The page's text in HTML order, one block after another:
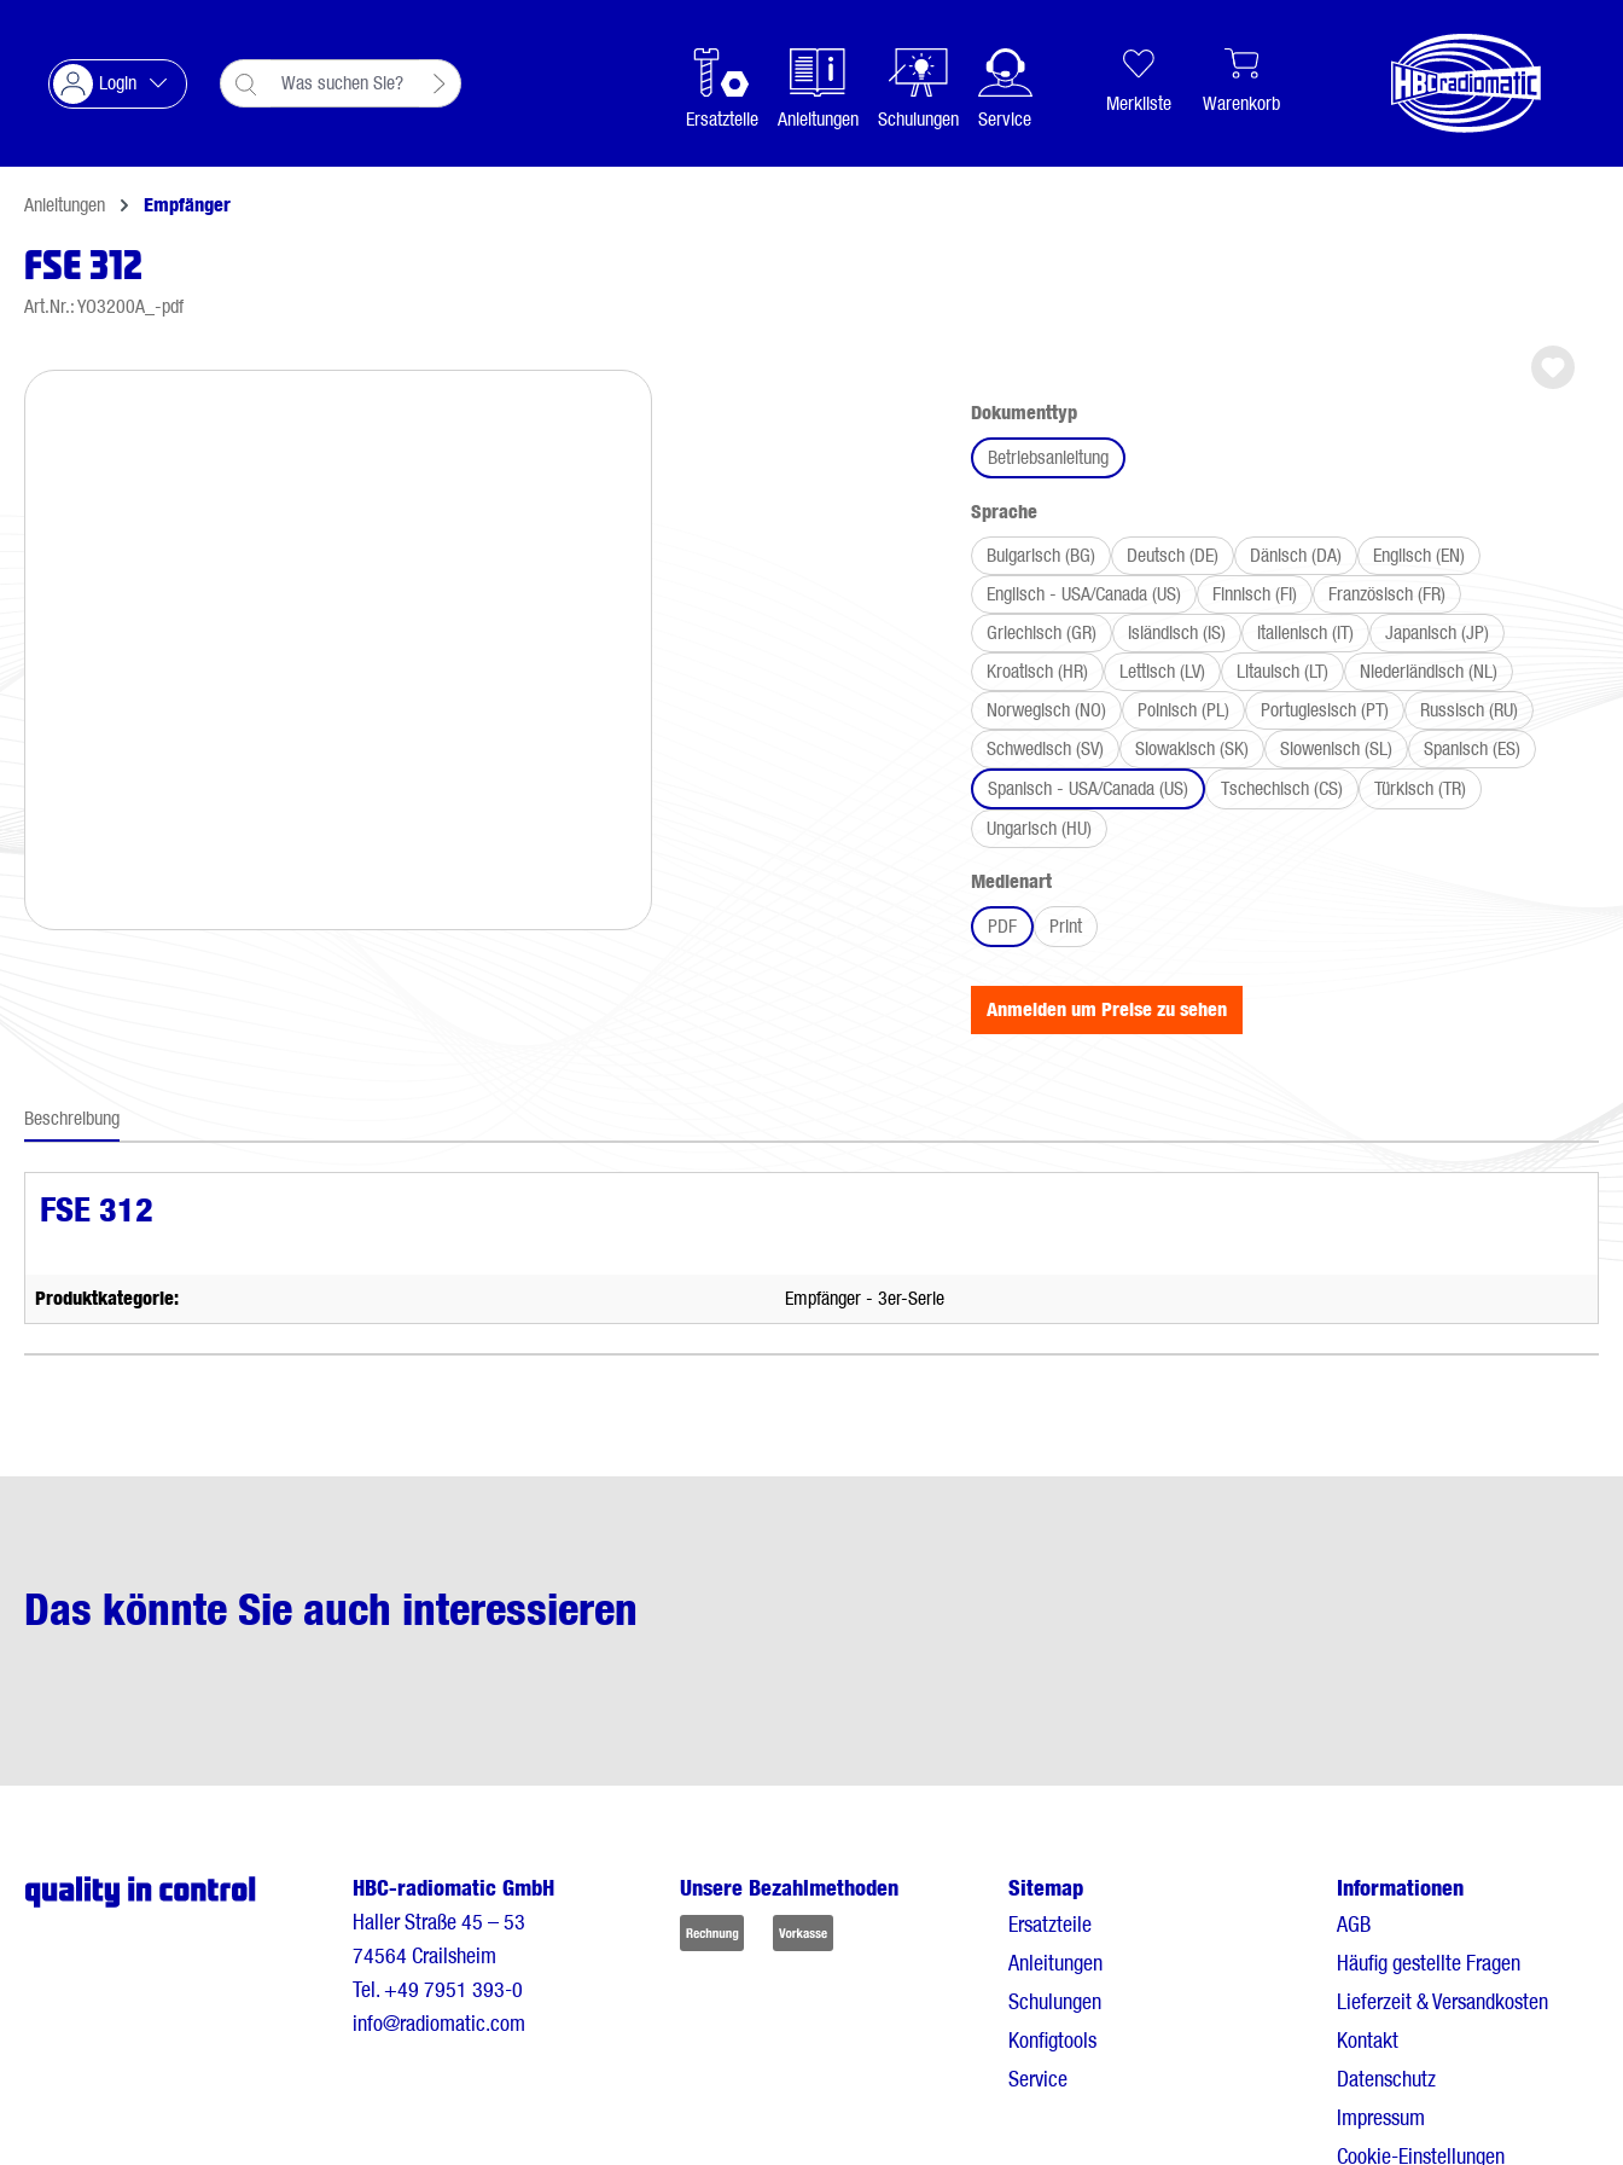
Login
Ersatzteile
Anleitungen Schulungen Service
Merkliste Warenkorb
Anleitungen Empfänger
FSE 312
Art.Nr.: YO3200A_-pdf
Bildergalerie überspringen
Dokumenttypauswählen
Betriebsanleitung
Spracheauswählen
Bulgarisch (BG)
Deutsch (DE) Dänisch (DA)
Englisch (EN)
Englisch - USA/Canada (US)
Finnisch (FI)
Französisch (FR)
Griechisch (GR)
Isländisch (IS) Italienisch (IT)
Japanisch (JP)
Kroatisch (HR)
Lettisch (LV) Litauisch (LT)
Niederländisch (NL)
Norwegisch (NO)
Polnisch (PL) Portugiesisch (PT)
Russisch (RU)
Schwedisch (SV)
Slowakisch (SK) Slowenisch (SL)
Spanisch (ES)
Spanisch - USA/Canada (US)
Tschechisch (CS)
Türkisch (TR)
Ungarisch (HU)
Medienartauswählen
PDF
Print
Anmelden um Preise zu sehen
Beschreibung
FSE 312
Produktkategorie: Empfänger - 3er-Serie
Das könnte Sie auch interessieren
HBC-radiomatic GmbH
Haller Straße 45 – 53
74564 Crailsheim
Tel.+49 7951 393-0
info@radiomatic.com
Unsere Bezahlmethoden
Sitemap
Ersatzteile
Anleitungen
Schulungen
Konfigtools
Service
Informationen
AGB
Häufig gestellte Fragen
Lieferzeit & Versandkosten
Kontakt
Datenschutz
Impressum
Cookie-Einstellungen